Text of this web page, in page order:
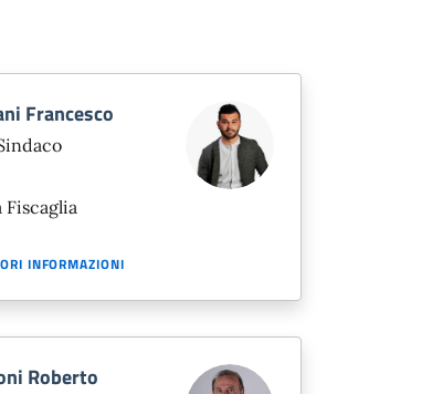
Francesco
Fiscaglia
INFORMAZIONI
Roberto